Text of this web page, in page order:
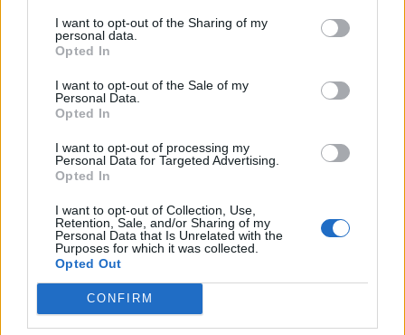
I want to opt-out of the Sharing of my
personal data.
Opted In
I want to opt-out of the Sale of my
Personal Data.
Opted In
I want to opt-out of processing my
Personal Data for Targeted Advertising.
Opted In
I want to opt-out of Collection, Use,
Retention, Sale, and/or Sharing of my
Personal Data that Is Unrelated with the
Purposes for which it was collected.
Opted Out
CONFIRM
ΣΧΕΤΙΚA AΡΘΡΑ
Χανιά: Εκδήλωση μνήμης για τα 81 χρόνια από τη
ΚΡΗΤΗ 19:42
Χανιά: Εκδήλωση μνήμης για τα 81
Χανιά: Εκδήλωση μνήμης για τα 81
χρόνια από τη Χιροσίμα και το